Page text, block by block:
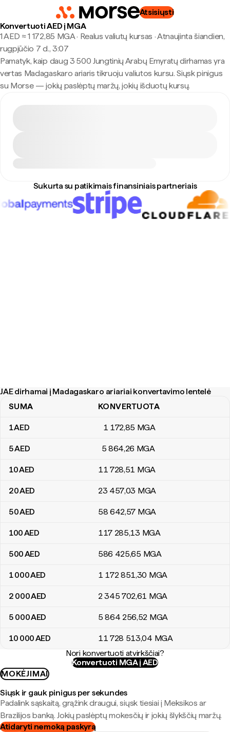
Atsisiųsti
Konvertuoti AED į MGA
1 AED ≈ 1 172,85 MGA · Realus valiutų kursas ·Atnaujinta šiandien,
rugpjūčio 7 d., 3:07
Pamatyk, kaip daug 3 500 Jungtinių Arabų Emyratų dirhamas yra
vertas Madagaskaro ariaris tikruoju valiutos kursu. Siųsk pinigus
su Morse — jokių paslėptų maržų, jokių išduotų kursų.
Sukurta su patikimais finansiniais partneriais
JAE dirhamai į Madagaskaro ariariai konvertavimo lentelė
JAE dirhamai į Madagaskaro ariariai konvertavimo lentelė
SUMA KONVERTUOTA
1AED 1 172,85 MGA
5AED 5 864,26 MGA
10AED 11 728,51 MGA
20AED 23 457,03 MGA
50AED 58 642,57 MGA
100AED 117 285,13 MGA
500AED 586 425,65 MGA
1 000AED 1 172 851,30 MGA
2 000AED 2 345 702,61 MGA
5 000AED 5 864 256,52 MGA
10 000AED 11 728 513,04 MGA
Nori konvertuoti atvirkščiai?
Konvertuoti MGA į AED
MOKĖJIMAI
Siųsk ir gauk pinigus per sekundes
Padalink sąskaitą, grąžink draugui, siųsk tiesiai į Meksikos ar
Brazilijos banką. Jokių paslėptų mokesčių ir jokių šlykščių maržų.
Atidaryti nemoką paskyrą